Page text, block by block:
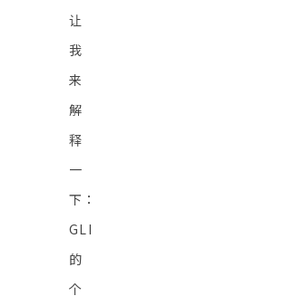
让
我
来
解
释
一
下：
GLI
的
个